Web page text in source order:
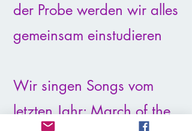
der Probe werden wir alles
gemeinsam einstudieren
Wir singen Songs vom
letzten Jahr: March of the